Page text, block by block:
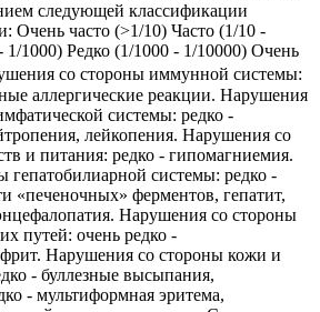
следующей классификации
Очень часто (>1/10) Часто (1/10 -
1/1000) Редко (1/1000 - 1/10000) Очень
со стороны иммунной системы:
аллергические реакции. Нарушения
системы: редко -
лейкопения. Нарушения со
и питания: редко - гипомагниемия.
гепатобилиарной системы: редко -
«печеночных» ферментов, гепатит,
Нарушения со стороны
путей: очень редко -
Нарушения со стороны кожи и
- буллезные высыпания,
- мультиформная эритема,